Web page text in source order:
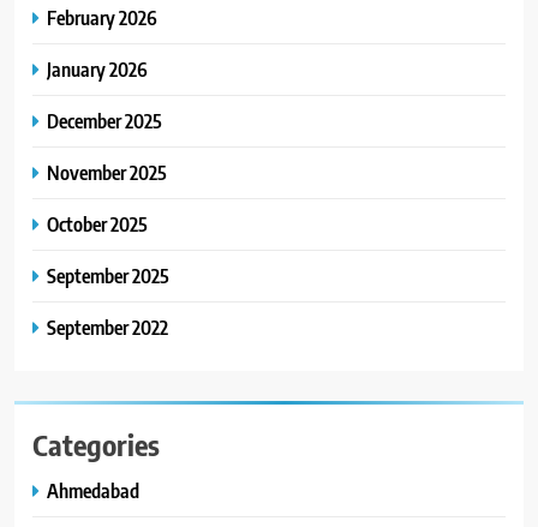
February 2026
January 2026
December 2025
November 2025
October 2025
September 2025
September 2022
Categories
Ahmedabad